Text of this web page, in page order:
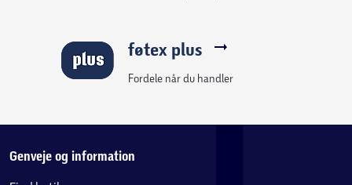
føtex plus
Fordele når du handler
Genveje og information